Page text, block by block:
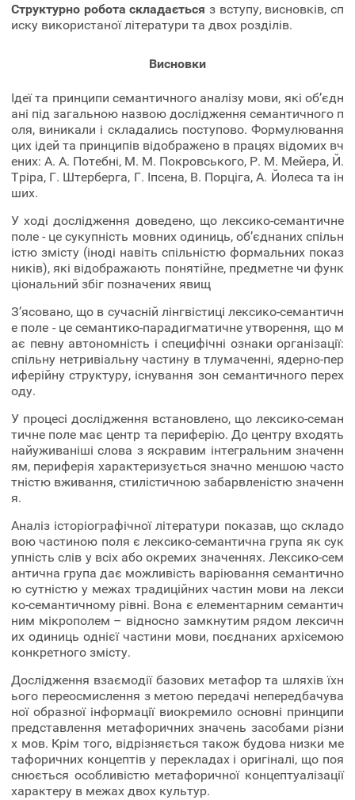
Структурно робота складається з вступу, висновків, сп
иску використаної літератури та двох розділів.
Висновки
Ідеї та принципи семантичного аналізу мови, які об’єдн
ані під загальною назвою дослідження семантичного п
оля, виникали і складались поступово. Формулювання
цих ідей та принципів відображено в працях відомих вч
ених: А. А. Потебні, М. М. Покровського, Р. М. Мейера, Й.
Тріра, Г. Штерберга, Г. Іпсена, В. Порціга, А. Йолеса та ін
ших.
У ході дослідження доведено, що лексико-семантичне
поле - це сукупність мовних одиниць, об’єднаних спільн
істю змісту (іноді навіть спільністю формальних показ
ників), які відображають понятійне, предметне чи функ
ціональний збіг позначених явищ
З’ясовано, що в сучасній лінгвістиці лексико-семантичн
е поле - це семантико-парадигматичне утворення, що м
ає певну автономність і специфічні ознаки організації:
спільну нетривіальну частину в тлумаченні, ядерно-пер
иферійну структуру, існування зон семантичного перех
оду.
У процесі дослідження встановлено, що лексико-семан
тичне поле має центр та периферію. До центру входять
найуживаніші слова з яскравим інтегральним значенн
ям, периферія характеризується значно меншою часто
тністю вживання, стилістичною забарвленістю значенн
я.
Аналіз історіографічної літератури показав, що складо
вою частиною поля є лексико-семантична група як сук
упність слів у всіх або окремих значеннях. Лексико-сем
антична група дає можливість варіювання семантично
ю сутністю у межах традиційних частин мови на лекси
ко-семантичному рівні. Вона є елементарним семантич
ним мікрополем – відносно замкнутим рядом лексичн
их одиниць однієї частини мови, поєднаних архісемою
конкретного змісту.
Дослідження взаємодії базових метафор та шляхів їхн
ього переосмислення з метою передачі непередбачува
ної образної інформації виокремило основні принципи
представлення метафоричних значень засобами різни
х мов. Крім того, відрізняється також будова низки ме
тафоричних концептів у перекладах і оригіналі, що поя
снюється особливістю метафоричної концептуалізації
характеру в межах двох культур.